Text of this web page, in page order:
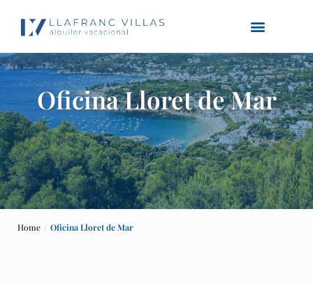
Oficina Lloret de Mar
Home Oficina Lloret de Mar